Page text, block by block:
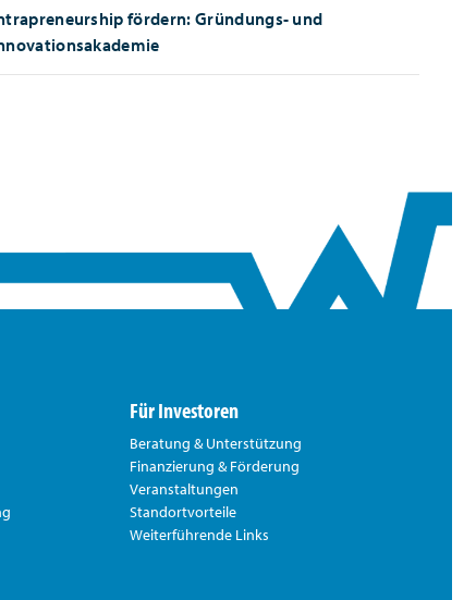
fördern: Gründungs- und
Für Investoren
Beratung & Unterstützung
Finanzierung & Förderung
Veranstaltungen
Standortvorteile
Weiterführende Links